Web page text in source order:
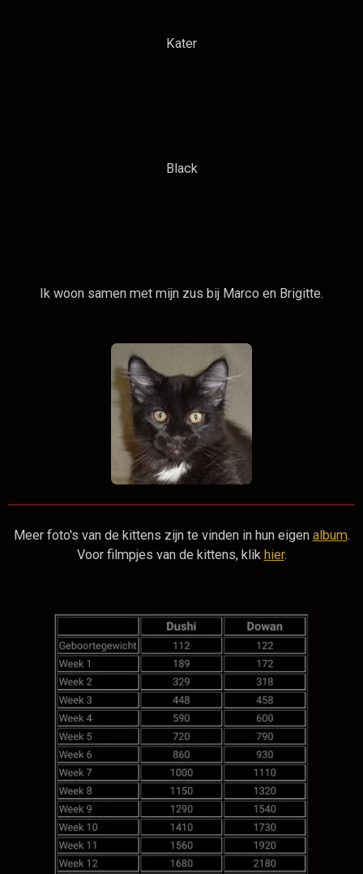
Kater
Black
Ik woon samen met mijn zus bij Marco en Brigitte.
Meer foto's van de kittens zijn te vinden in hun eigen album.
Voor filmpjes van de kittens, klik hier.